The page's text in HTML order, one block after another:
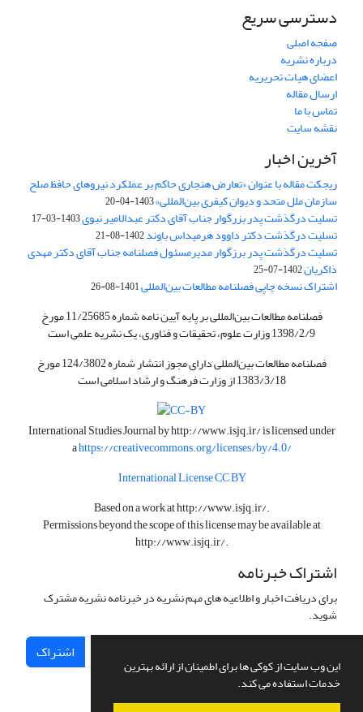
این وب سایت از کوکی ها برای اطمینان از ارائه بهترین
خدمات استفاده می کند.
دسترسی سریع
صفحه اصلی
درباره نشریه
اعضای هیات تحریریه
ارسال مقاله
تماس با ما
نقشه سایت
آخرین اخبار
ریجکت مقاله با عنوان «تعارض هنجاری حاکم بر عملکرد نیروهای حافظ صلح
سازمان ملل متحد و دیوان کیفری بین‌المللی»1403-04-20
تسلیت درگذشت پدر بزرگوار جناب آقای دکتر عبدالامیر نبوی1403-03-17
تسلیت درگذشت دکتر داوود هرمیداس باوند1402-08-21
تسلیت درگذشت پدر برزگوار مدیرمسئول فصلنامه جناب آقای دکتر مهدی
ذاکریان1402-07-25
اشتراک نسخه چاپی فصلنامه مطالعات بین‌المللی1401-08-26
فصلنامه مطالعات بین‌المللی بر پایه آیین نامه شماره 11/25685 مورخ
1398/2/9 وزارت علوم، تحقیقات و فناوری، یک نشریه علمی است
فصلنامه مطالعات بین‌المللی دارای مجوز انتشار شماره 124/3802 مورخ
1383/3/18 از وزارت فرهنگ و ارشاد اسلامی است
International Studies Journal byhttp://www.isjq.ir/is licensed under
ahttps://creativecommons.org/licenses/by/4.0/
International License CC BY
Based on a work athttp://www.isjq.ir/.
Permissions beyond the scope of this license may be available at
http://www.isjq.ir/.
اشتراک خبرنامه
برای دریافت اخبار و اطلاعیه های مهم نشریه در خبرنامه نشریه مشترک
شوید.
اشتراک